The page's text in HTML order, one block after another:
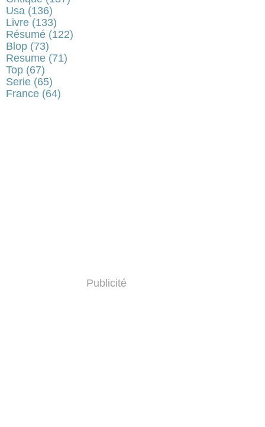
Usa (136)
Livre (133)
Résumé (122)
Blop (73)
Resume (71)
Top (67)
Serie (65)
France (64)
Publicité